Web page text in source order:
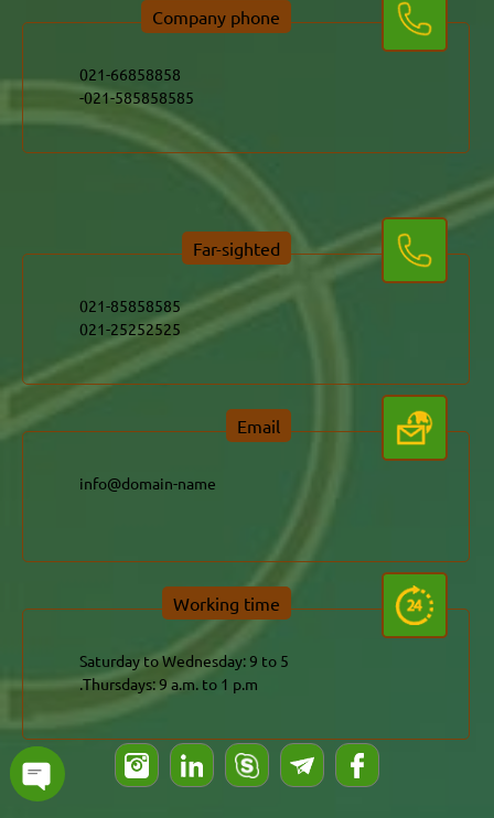
Company phone
021-66858858
021-585858585-
Far-sighted
021-85858585
021-25252525
Email
info@domain-name
Working time
Saturday to Wednesday: 9 to 5
Thursdays: 9 a.m. to 1 p.m.